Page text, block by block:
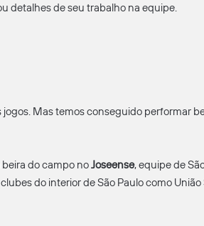
detalhes de seu trabalho na equipe.
Mas temos conseguido performar
do campo noJoseense, equipe de
do interior de São Paulo como União